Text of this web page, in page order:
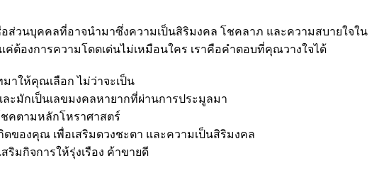
อส่วนบุคคลที่อาจนำมาซึ่งความเป็นสิริมงคล โชคลาภ และความสบายใจใน
ค่ต้องการความโดดเด่นไม่เหมือนใคร เราคือคำตอบที่คุณวางใจได้
มาให้คุณเลือก ไม่ว่าจะเป็น
ะมักเป็นเลขมงคลหายากที่ผ่านการประมูลมา
ชคตามหลักโหราศาสตร์
ดของคุณ เพื่อเสริมดวงชะตา และความเป็นสิริมงคล
ริมกิจการให้รุ่งเรือง ค้าขายดี